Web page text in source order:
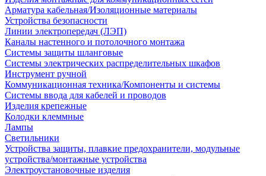
Арматура кабельная/Изоляционные материалы
Устройства безопасности
Линии электропередач (ЛЭП)
Каналы настенного и потолочного монтажа
Системы защиты шланговые
Системы электрических распределительных шкафов
Инструмент ручной
Коммуникационная техника/Компоненты и системы
Системы ввода для кабелей и проводов
Изделия крепежные
Колодки клеммные
Лампы
Светильники
Устройства защиты, плавкие предохранители, модульные
устройства/монтажные устройства
Электроустановочные изделия